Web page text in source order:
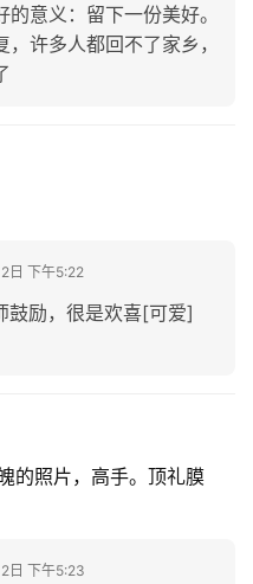
意义：留下一份美好。
许多人都回不了家乡，
日 下午5:22
鼓励，很是欢喜[可爱]
的照片，高手。顶礼膜
日 下午5:23